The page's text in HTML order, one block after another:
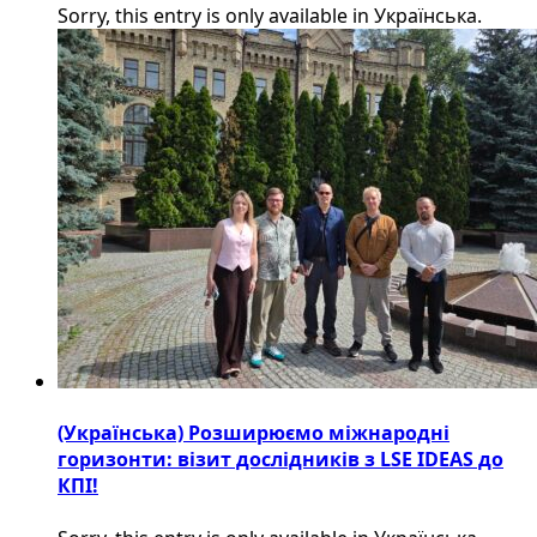
Sorry, this entry is only available in Українська.
(Українська) Розширюємо міжнародні
горизонти: візит дослідників з LSE IDEAS до
КПІ!